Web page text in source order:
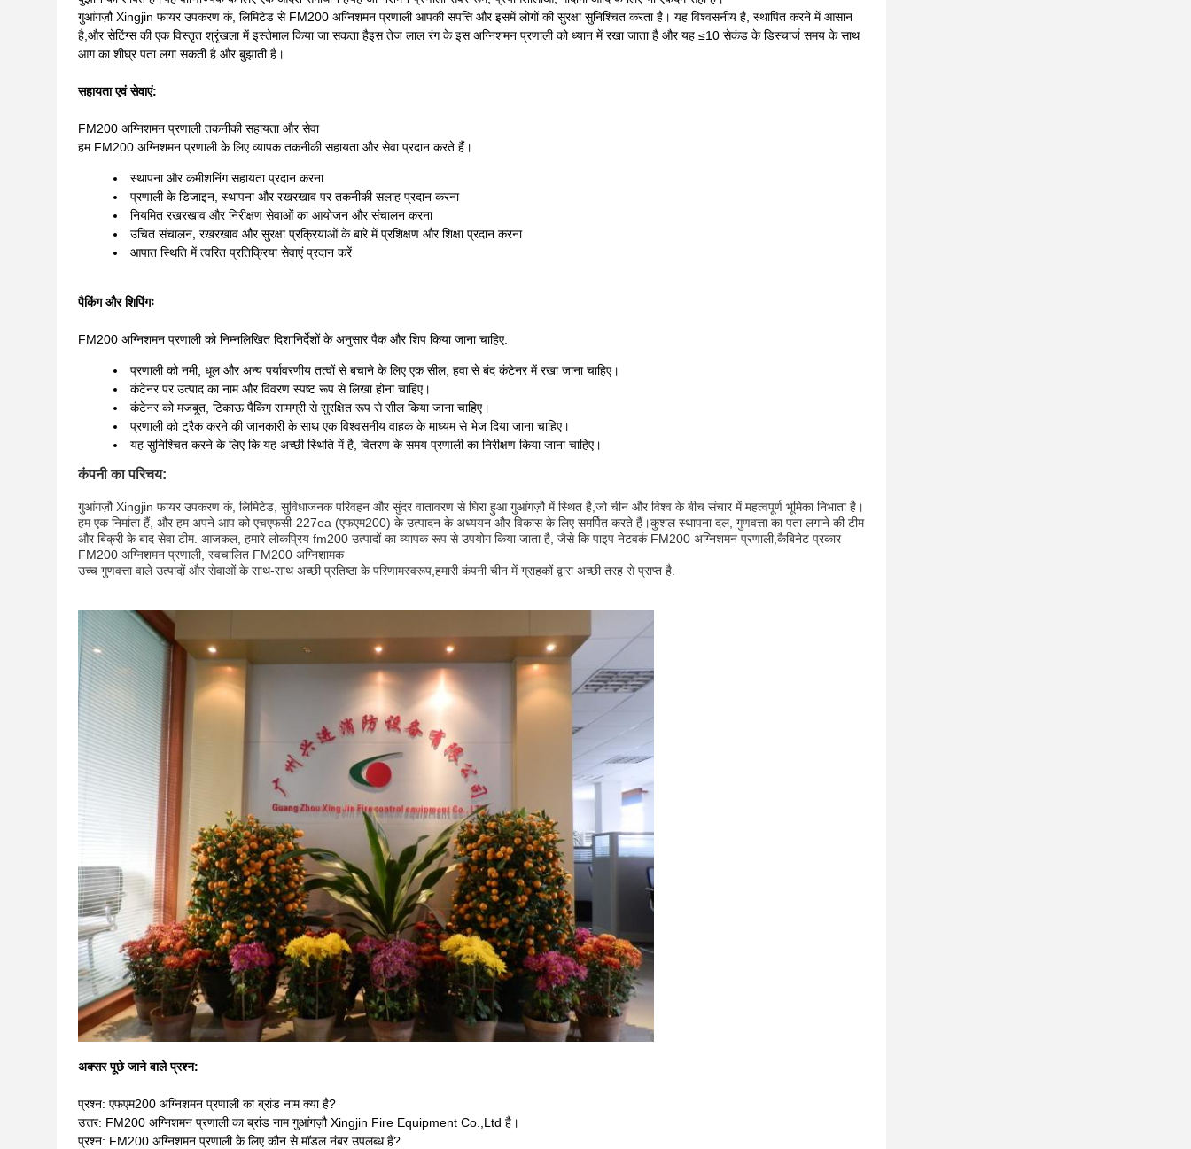
गुआंगज़ौ Xingjin फायर उपकरण कं, लिमिटेड से FM200 अग्निशमन प्रणाली आपकी संपत्ति और इसमें लोगों की सुरक्षा सुनिश्चित करता है। यह विश्वसनीय है, स्थापित करने में आसान
है,और सेटिंग्स की एक विस्तृत श्रृंखला में इस्तेमाल किया जा सकता हैइस तेज लाल रंग के इस अग्निशमन प्रणाली को ध्यान में रखा जाता है और यह ≤10 सेकंड के डिस्चार्ज समय के साथ
आग का शीघ्र पता लगा सकती है और बुझाती है।
सहायता एवं सेवाएं:
FM200 अग्निशमन प्रणाली तकनीकी सहायता और सेवा
हम FM200 अग्निशमन प्रणाली के लिए व्यापक तकनीकी सहायता और सेवा प्रदान करते हैं।
स्थापना और कमीशनिंग सहायता प्रदान करना
प्रणाली के डिजाइन, स्थापना और रखरखाव पर तकनीकी सलाह प्रदान करना
नियमित रखरखाव और निरीक्षण सेवाओं का आयोजन और संचालन करना
उचित संचालन, रखरखाव और सुरक्षा प्रक्रियाओं के बारे में प्रशिक्षण और शिक्षा प्रदान करना
आपात स्थिति में त्वरित प्रतिक्रिया सेवाएं प्रदान करें
पैकिंग और शिपिंगः
FM200 अग्निशमन प्रणाली को निम्नलिखित दिशानिर्देशों के अनुसार पैक और शिप किया जाना चाहिए:
प्रणाली को नमी, धूल और अन्य पर्यावरणीय तत्वों से बचाने के लिए एक सील, हवा से बंद कंटेनर में रखा जाना चाहिए।
कंटेनर पर उत्पाद का नाम और विवरण स्पष्ट रूप से लिखा होना चाहिए।
कंटेनर को मजबूत, टिकाऊ पैकिंग सामग्री से सुरक्षित रूप से सील किया जाना चाहिए।
प्रणाली को ट्रैक करने की जानकारी के साथ एक विश्वसनीय वाहक के माध्यम से भेज दिया जाना चाहिए।
यह सुनिश्चित करने के लिए कि यह अच्छी स्थिति में है, वितरण के समय प्रणाली का निरीक्षण किया जाना चाहिए।
कंपनी का परिचय:
गुआंगज़ौ Xingjin फायर उपकरण कं, लिमिटेड, सुविधाजनक परिवहन और सुंदर वातावरण से घिरा हुआ गुआंगज़ौ में स्थित है,जो चीन और विश्व के बीच संचार में महत्वपूर्ण भूमिका निभाता है।
हम एक निर्माता हैं, और हम अपने आप को एचएफसी-227ea (एफएम200) के उत्पादन के अध्ययन और विकास के लिए समर्पित करते हैं।कुशल स्थापना दल, गुणवत्ता का पता लगाने की टीम
और बिक्री के बाद सेवा टीम. आजकल, हमारे लोकप्रिय fm200 उत्पादों का व्यापक रूप से उपयोग किया जाता है, जैसे कि पाइप नेटवर्क FM200 अग्निशमन प्रणाली,कैबिनेट प्रकार
FM200 अग्निशमन प्रणाली, स्वचालित FM200 अग्निशामक
उच्च गुणवत्ता वाले उत्पादों और सेवाओं के साथ-साथ अच्छी प्रतिष्ठा के परिणामस्वरूप,हमारी कंपनी चीन में ग्राहकों द्वारा अच्छी तरह से प्राप्त है.
अक्सर पूछे जाने वाले प्रश्न:
प्रश्न: एफएम200 अग्निशमन प्रणाली का ब्रांड नाम क्या है?
उत्तर: FM200 अग्निशमन प्रणाली का ब्रांड नाम गुआंगज़ौ Xingjin Fire Equipment Co.,Ltd है।
प्रश्न: FM200 अग्निशमन प्रणाली के लिए कौन से मॉडल नंबर उपलब्ध हैं?